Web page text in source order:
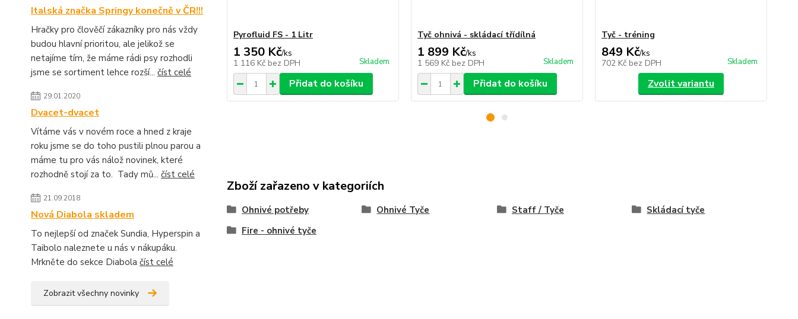
Italská značka Springy konečně v ČR!!!
Hračky pro člověčí zákazníky pro nás vždy
budou hlavní prioritou, ale jelikož se
netajíme tím, že máme rádi psy rozhodli
jsme se sortiment lehce rozší... číst celé
29.01.2020
Dvacet-dvacet
Vítáme vás v novém roce a hned z kraje
roku jsme se do toho pustili plnou parou a
máme tu pro vás nálož novinek, které
rozhodně stojí za to. Tady mů... číst celé
21.09.2018
Nová Diabola skladem
To nejlepší od značek Sundia, Hyperspin a
Taibolo naleznete u nás v nákupáku.
Mrkněte do sekce Diabola číst celé
Zobrazit všechny novinky
Pyrofluid FS - 1 Litr
1 350 Kč/ks
1 116 Kč bez DPH Skladem
Přidat do košíku
Tyč ohnivá - skládací třídílná
1 899 Kč/ks
1 569 Kč bez DPH Skladem
Přidat do košíku
Tyč - tréning
849 Kč/ks
702 Kč bez DPH Skladem
Zvolit variantu
Zboží zařazeno v kategoriích
Ohnivé potřeby Ohnivé Tyče Staff / Tyče
Skládací tyče
Fire - ohnivé tyče